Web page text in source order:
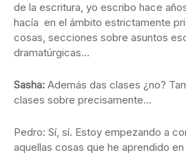
de la escritura, yo escribo hace
hacía en el ámbito estrictamente
cosas, secciones sobre asuntos
dramatúrgicas…
Sasha: Además das clases ¿no?
clases sobre precisamente…
Pedro: Sí, sí. Estoy empezando a
aquellas cosas que he aprendido